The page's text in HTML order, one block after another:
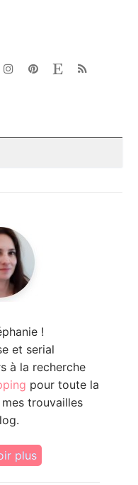
!
et serial
à la recherche
pour toute la
trouvailles
plus